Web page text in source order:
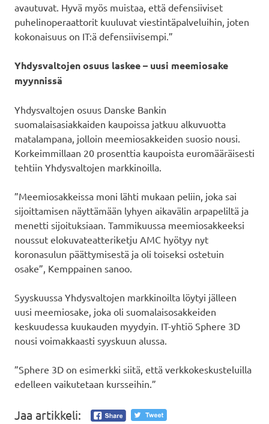
avautuvat. Hyvä myös muistaa, että defensiiviset
puhelinoperaattorit kuuluvat viestintäpalveluihin, joten
kokonaisuus on IT:ä defensiivisempi.”
Yhdysvaltojen osuus laskee – uusi meemiosake
myynnissä
Yhdysvaltojen osuus Danske Bankin
suomalaisasiakkaiden kaupoissa jatkuu alkuvuotta
matalampana, jolloin meemiosakkeiden suosio nousi.
Korkeimmillaan 20 prosenttia kaupoista euromääräisesti
tehtiin Yhdysvaltojen markkinoilla.
”Meemiosakkeissa moni lähti mukaan peliin, joka sai
sijoittamisen näyttämään lyhyen aikavälin arpapeliltä ja
menetti sijoituksiaan. Tammikuussa meemiosakkeeksi
noussut elokuvateatteriketju AMC hyötyy nyt
koronasulun päättymisestä ja oli toiseksi ostetuin
osake”, Kemppainen sanoo.
Syyskuussa Yhdysvaltojen markkinoilta löytyi jälleen
uusi meemiosake, joka oli suomalaisosakkeiden
keskuudessa kuukauden myydyin. IT-yhtiö Sphere 3D
nousi voimakkaasti syyskuun alussa.
”Sphere 3D on esimerkki siitä, että verkkokeskusteluilla
edelleen vaikutetaan kursseihin.”
Jaa artikkeli: